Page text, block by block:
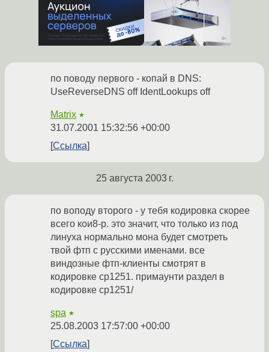
по поводу первого - копай в DNS:
UseReverseDNS off IdentLookups off
Matrix ★
31.07.2001 15:32:56 +00:00
Ссылка
25 августа 2003 г.
по воподу второго - у тебя кодировка скорее
всего кои8-р. это значит, что только из под
линуха нормально мона будет смотреть
твой фтп с русскими именами. все
виндозные фтп-клиенты смотрят в
кодировке cp1251. примаунти раздел в
кодировке cp1251/
spa ★
25.08.2003 17:57:00 +00:00
Ссылка